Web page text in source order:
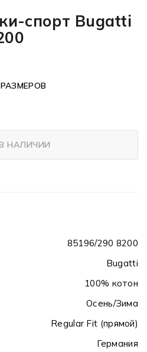
спорт Bugatti
НАЛИЧИИ
85196/290 8200
Bugatti
100% котон
Осень/Зима
Regular Fit (прямой)
Германия